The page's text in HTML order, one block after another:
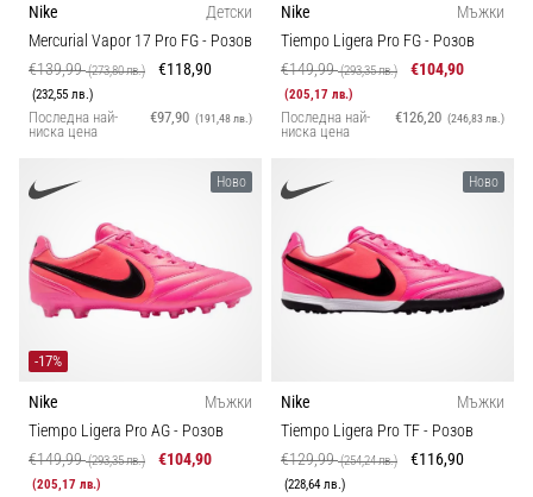
Nike
Детски
Mercurial Vapor 17 Pro FG- Розов
€139,99(273,80 лв.) €118,90
(232,55 лв.)
Последна най-
ниска цена
€97,90 (191,48 лв.)
Nike
Мъжки
Tiempo Ligera Pro FG- Розов
€149,99(293,35 лв.) €104,90
(205,17 лв.)
Последна най-
ниска цена
€126,20 (246,83 лв.)
Ново
-17%
Nike
Мъжки
Tiempo Ligera Pro AG- Розов
€149,99(293,35 лв.) €104,90
(205,17 лв.)
Ново
Nike
Мъжки
Tiempo Ligera Pro TF- Розов
€129,99(254,24 лв.) €116,90
(228,64 лв.)